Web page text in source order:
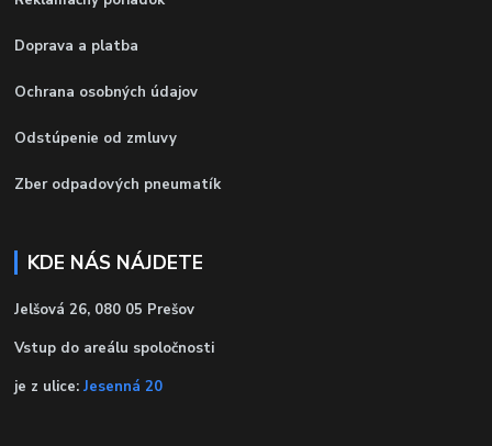
Doprava a platba
Ochrana osobných údajov
Odstúpenie od zmluvy
Zber odpadových pneumatík
KDE NÁS NÁJDETE
Jelšová 26, 080 05 Prešov
Vstup do areálu spoločnosti
je z ulice: Jesenná 20